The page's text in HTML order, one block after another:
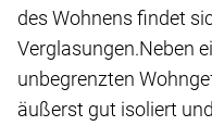
des Wohnens findet
Verglasungen.Neben
unbegrenzten
äußerst gut isoliert